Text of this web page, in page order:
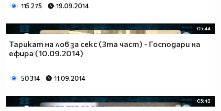
115 275 19.09.2014
05:44
Тарикат на лов за секс (3та част) - Господари на
ефира (10.09.2014)
50 314 11.09.2014
05:48